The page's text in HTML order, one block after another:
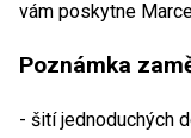
vám poskytne
Poznámka
- šití jednoduchých